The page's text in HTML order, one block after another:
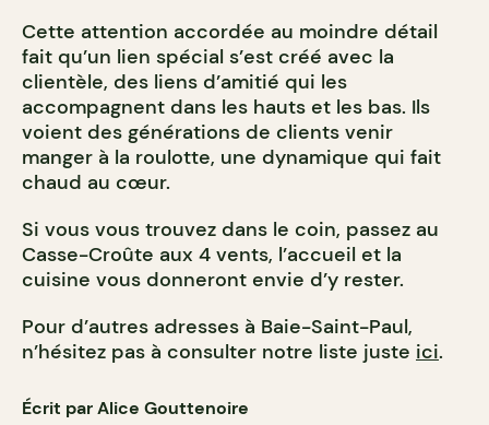
Cette attention accordée au moindre détail
fait qu’un lien spécial s’est créé avec la
clientèle, des liens d’amitié qui les
accompagnent dans les hauts et les bas. Ils
voient des générations de clients venir
manger à la roulotte, une dynamique qui fait
chaud au cœur.
Si vous vous trouvez dans le coin, passez au
Casse-Croûte aux 4 vents, l’accueil et la
cuisine vous donneront envie d’y rester.
Pour d’autres adresses à Baie-Saint-Paul,
n’hésitez pas à consulter notre liste juste ici.
Écrit par Alice Gouttenoire